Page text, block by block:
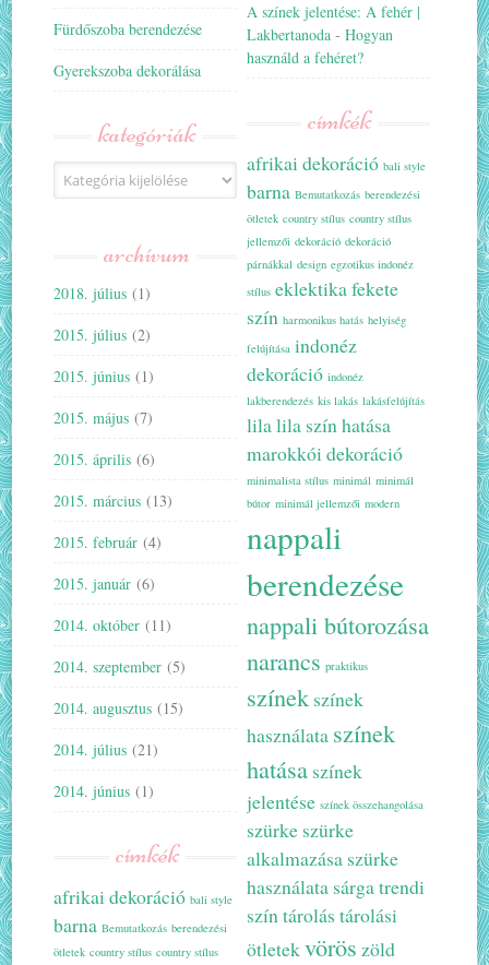
Fürdőszoba berendezése
Gyerekszoba dekorálása
kategóriák
Kategóriák
archívum
2018. július (1)
2015. július (2)
2015. június (1)
2015. május (7)
2015. április (6)
2015. március (13)
2015. február (4)
2015. január (6)
2014. október (11)
2014. szeptember (5)
2014. augusztus (15)
2014. július (21)
2014. június (1)
címkék
afrikai dekoráció bali style
barna Bemutatkozás berendezési
ötletek country stílus country stílus
A színek jelentése: A fehér |
Lakbertanoda -Hogyan
használd a fehéret?
címkék
afrikai dekoráció bali style
barna Bemutatkozás berendezési
ötletek country stílus country stílus
jellemzői dekoráció dekoráció
párnákkal design egzotikus indonéz
stílus eklektikafekete
szín harmonikus hatás helyiség
felújítása indonéz
dekoráció indonéz
lakberendezés kis lakás lakásfelújítás
lilalila szín hatása
marokkói dekoráció
minimalista stílus minimál minimál
bútor minimál jellemzői modern
nappali
berendezése
nappali bútorozása
narancs praktikus
színek színek
használata színek
hatása színek
jelentése színek összehangolása
szürke szürke
alkalmazása szürke
használata sárgatrendi
színtárolás tárolási
ötletekvörös zöld